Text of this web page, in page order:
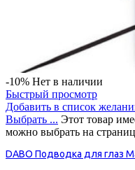
-10% Нет в наличии
Быстрый просмотр
Добавить в список
Выбрать ... Этот товар
можно выбрать на
DABO Подводка для глаз